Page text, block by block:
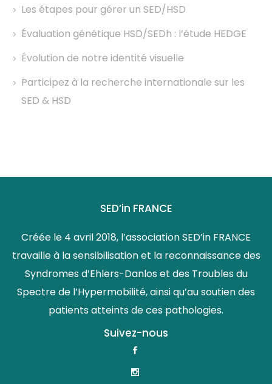
Les étapes pour gérer un SED/HSD
Évaluation génétique HSD/SEDh : l’étude HEDGE
Évolution de notre identité visuelle
Participez à la recherche internationale sur les
SED & HSD
SED’in FRANCE
Créée le 4 avril 2018, l’association SED’in FRANCE
travaille à la sensibilisation et la reconnaissance des
Syndromes d’Ehlers-Danlos et des Troubles du
Spectre de l’Hypermobilité, ainsi qu’au soutien des
patients atteints de ces pathologies.
Suivez-nous